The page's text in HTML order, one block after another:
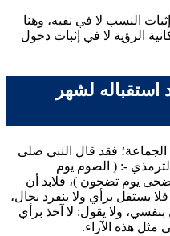
النسب لا في نفيه، وهنا
الرؤية لا في إثبات دخول
لشهر
فقد قال النبي صلى
الترمذي -: ( الصوم يوم
يوم تضحون )، فلابد أن
يستقل برأي ولا ينفرد بحال،
بنفسي، ولا يقول: لا آخذ برأي
مثل هذه الآراء.